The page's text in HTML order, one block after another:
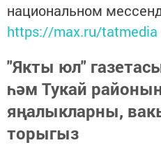
национальном
https://max.ru/tatmedia
"Якты юл"
һәм Тукай
яңалыкларны,
торыгыз